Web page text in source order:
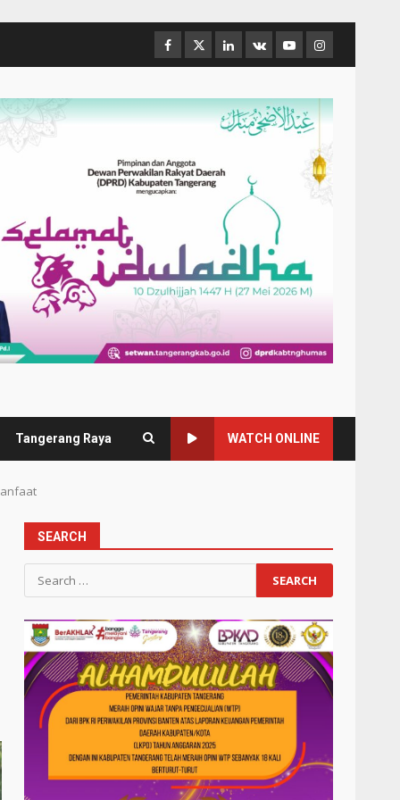
Facebook
TwitterLinkedin
VK YoutubeInstagram
Tangerang Raya WATCH ONLINE
SEARCH
Search
for: